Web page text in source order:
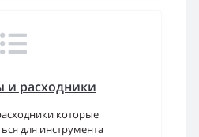
и расходники
которые
для инструмента